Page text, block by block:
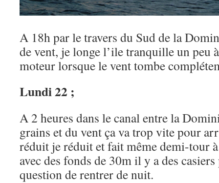
A 18h par le travers du Sud de la
de vent, je longe l’ile tranquille un peu
moteur lorsque le vent tombe
Lundi 22 ;
A 2 heures dans le canal entre la
grains et du vent ça va trop vite pour
réduit je réduit et fait même demi-tour
avec des fonds de 30m il y a des
question de rentrer de nuit.